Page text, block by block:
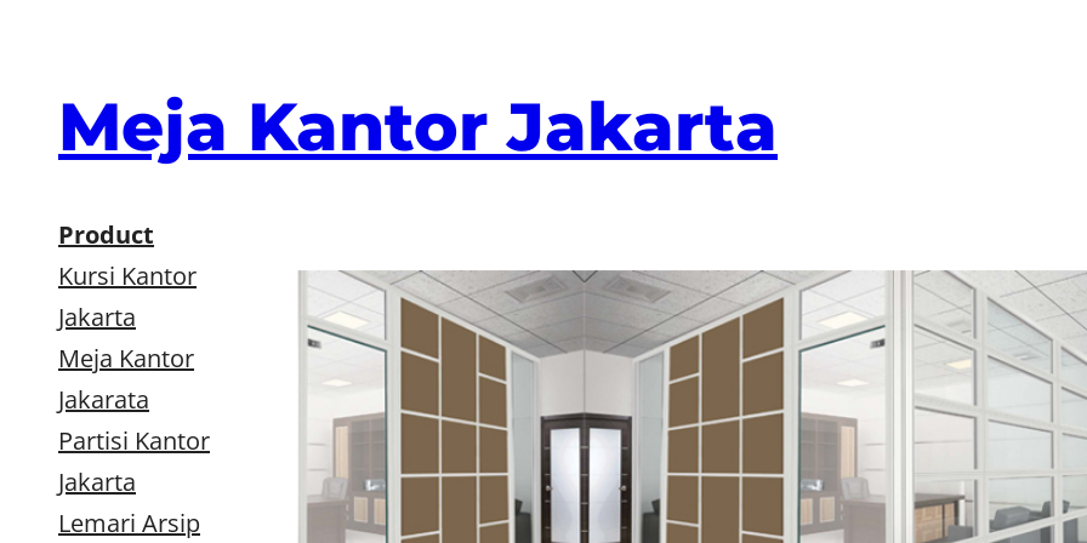
Meja Kantor Jakarta
Product
Kursi Kantor
Jakarta
Meja Kantor
Jakarata
Partisi Kantor
Jakarta
Lemari Arsip